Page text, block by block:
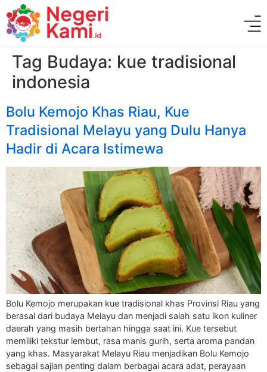
Tag Budaya: kue tradisional
indonesia
Bolu Kemojo Khas Riau, Kue
Tradisional Melayu yang Dulu Hanya
Hadir di Acara Istimewa
Bolu Kemojo merupakan kue tradisional khas Provinsi Riau yang
berasal dari budaya Melayu dan menjadi salah satu ikon kuliner
daerah yang masih bertahan hingga saat ini. Kue tersebut
memiliki tekstur lembut, rasa manis gurih, serta aroma pandan
yang khas. Masyarakat Melayu Riau menjadikan Bolu Kemojo
sebagai sajian penting dalam berbagai acara adat, perayaan